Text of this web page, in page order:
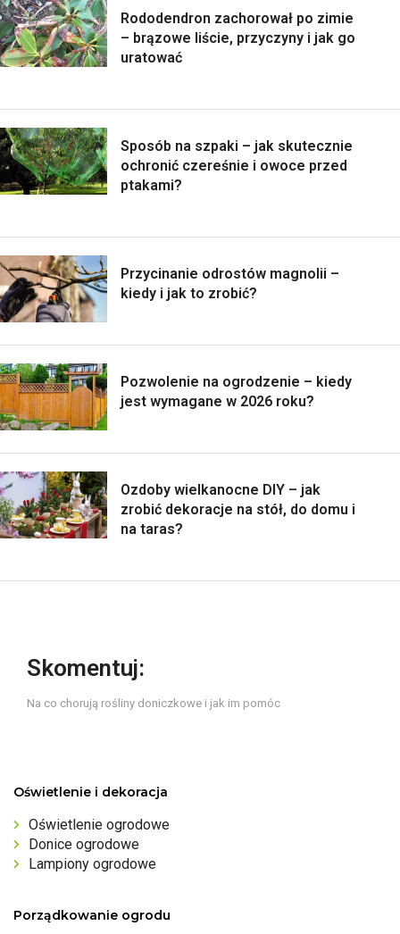
Rododendron zachorował po zimie
– brązowe liście, przyczyny i jak go
uratować
Sposób na szpaki – jak skutecznie
ochronić czereśnie i owoce przed
ptakami?
Przycinanie odrostów magnolii –
kiedy i jak to zrobić?
Pozwolenie na ogrodzenie – kiedy
jest wymagane w 2026 roku?
Ozdoby wielkanocne DIY – jak
zrobić dekoracje na stół, do domu i
na taras?
Skomentuj:
Na co chorują rośliny doniczkowe i jak im pomóc
Oświetlenie i dekoracja
Oświetlenie ogrodowe
Donice ogrodowe
Lampiony ogrodowe
Porządkowanie ogrodu